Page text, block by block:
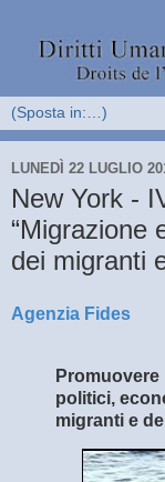
LUNEDÌ 22 LUGLIO
New York -
“Migrazione
dei migranti
Agenzia Fides
politici,
migranti e